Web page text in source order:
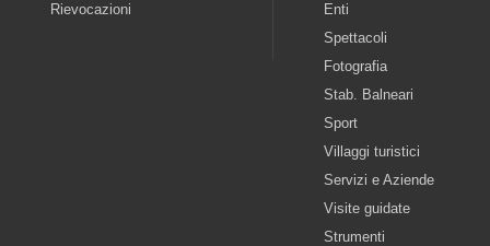
Rievocazioni
Enti
Spettacoli
Fotografia
Stab. Balneari
Sport
Villaggi turistici
Servizi e Aziende
Visite guidate
Strumenti